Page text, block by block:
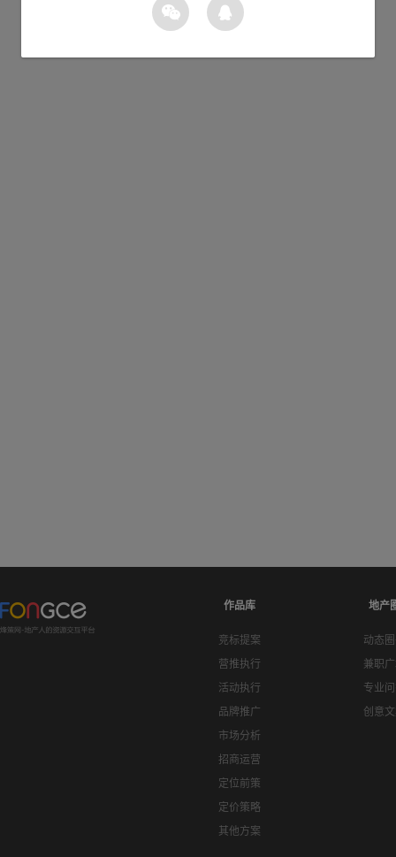
作品库
竞标提案
营推执行
活动执行
品牌推广
市场分析
招商运营
定位前策
定价策略
其他方案
地产
动态
兼职
专业
创意